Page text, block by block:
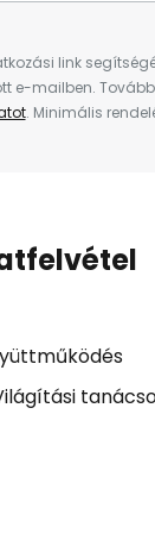
link
e-mailben.
. Minimális